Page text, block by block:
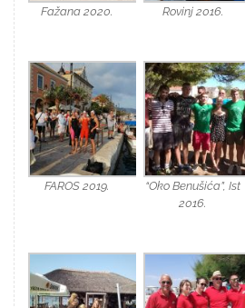
Fažana 2020. Rovinj 2016.
FAROS 2019.
“Oko Benušića”, Ist
2016.